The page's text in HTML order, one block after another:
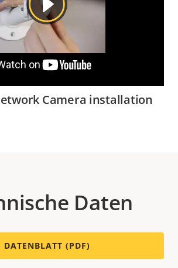
Camera installation
Daten
DATENBLATT (PDF)